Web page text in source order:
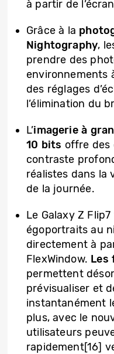
à partir de
Grâce à la
Nightography,
prendre des
environnements
des réglages
l’élimination du
L’imagerie à
10 bits offre des
contraste
réalistes dans la
de la journée.
Le Galaxy Z
égoportraits au
directement à
FlexWindow. Les
permettent
prévisualiser et
instantanément
plus, avec le
utilisateurs
rapidement[16]